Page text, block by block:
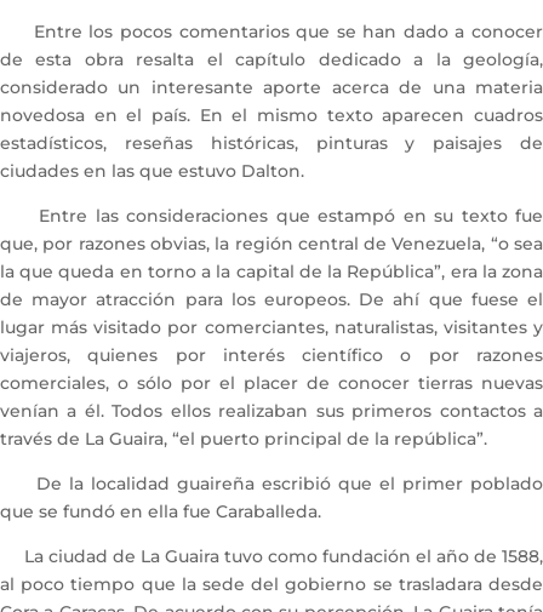
Entre los pocos comentarios que se han dado a conocer
de esta obra resalta el capítulo dedicado a la geología,
considerado un interesante aporte acerca de una materia
novedosa en el país. En el mismo texto aparecen cuadros
estadísticos, reseñas históricas, pinturas y paisajes de
ciudades en las que estuvo Dalton.
Entre las consideraciones que estampó en su texto fue
que, por razones obvias, la región central de Venezuela, “o sea
la que queda en torno a la capital de la República”, era la zona
de mayor atracción para los europeos. De ahí que fuese el
lugar más visitado por comerciantes, naturalistas, visitantes y
viajeros, quienes por interés científico o por razones
comerciales, o sólo por el placer de conocer tierras nuevas
venían a él. Todos ellos realizaban sus primeros contactos a
través de La Guaira, “el puerto principal de la república”.
De la localidad guaireña escribió que el primer poblado
que se fundó en ella fue Caraballeda.
La ciudad de La Guaira tuvo como fundación el año de 1588,
al poco tiempo que la sede del gobierno se trasladara desde